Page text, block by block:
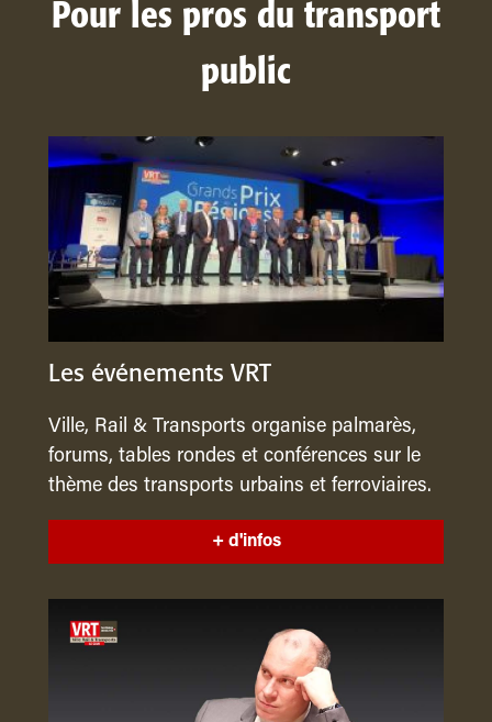
Pour les pros du transport
public
Les événements VRT
Ville, Rail & Transports organise palmarès,
forums, tables rondes et conférences sur le
thème des transports urbains et ferroviaires.
+ d'infos